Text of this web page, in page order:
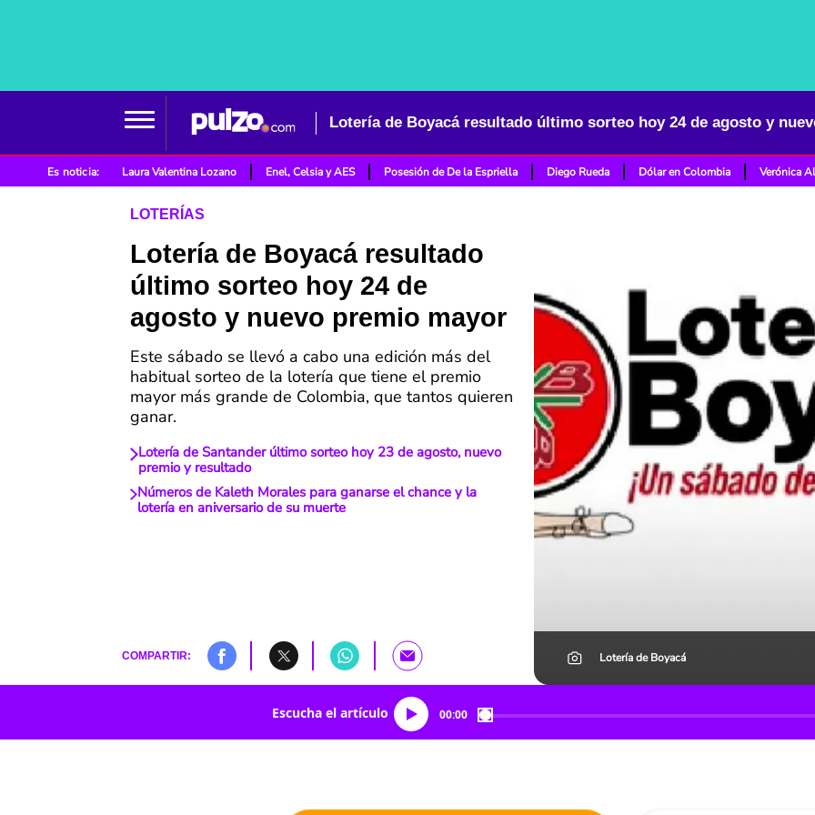
Lotería de Boyacá resultado último sorteo hoy 24 de agosto y
Es noticia: Laura Valentina Lozano Enel, Celsia y AES Posesión de De la Espriella Diego Rueda Dólar en Colombia Verónica
LOTERÍAS
Lotería de Boyacá resultado
último sorteo hoy 24 de
agosto y nuevo premio mayor
Este sábado se llevó a cabo una edición más del
habitual sorteo de la lotería que tiene el premio
mayor más grande de Colombia, que tantos quieren
ganar.
Lotería de Santander último sorteo hoy 23 de agosto, nuevo
premio y resultado
Números de Kaleth Morales para ganarse el chance y la
lotería en aniversario de su muerte
COMPARTIR: Lotería de Boyacá
Escucha el artículo 00:00